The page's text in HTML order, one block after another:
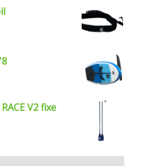
:
€
V2 fixe